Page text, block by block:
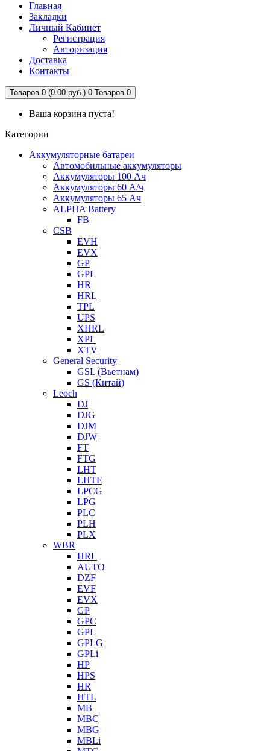
Главная
Закладки
Личный Кабинет
Регистрация
Авторизация
Доставка
Контакты
Товаров 0 (0.00 руб.) 0 Товаров 0
Ваша корзина пуста!
Категории
Аккумуляторные батареи
Автомобильные аккумуляторы
Аккумуляторы 100 Ач
Аккумуляторы 60 А/ч
Аккумуляторы 65 Ач
ALPHA Battery
FB
CSB
EVH
EVX
GP
GPL
HR
HRL
TPL
UPS
XHRL
XPL
XTV
General Security
GSL (Вьетнам)
GS (Китай)
Leoch
DJ
DJG
DJM
DJW
FT
FTG
LHT
LHTF
LPCG
LPG
PLC
PLH
PLX
WBR
HRL
AUTO
DZF
EVF
EVX
GP
GPC
GPL
GPLG
GPLi
HP
HPS
HR
HTL
MB
MBC
MBG
MBLi